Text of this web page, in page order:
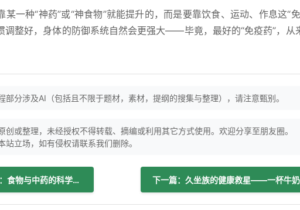
某一种“神药”或“神食物”就能提升的，而是要靠饮食、运动、作息这“
调整好，身体的防御系统自然会更强大——毕竟，最好的“免疫药”，从
部分涉及AI（包括且不限于题材，素材，提纲的搜集与整理），请注意甄别。
创或整理，未经授权不得转载、摘编或利用其它方式使用。欢迎分享至朋友圈。
立场，如有侵权请联系我们删除。
上一篇：备孕补血有讲究：食物与中药的科学使用指南